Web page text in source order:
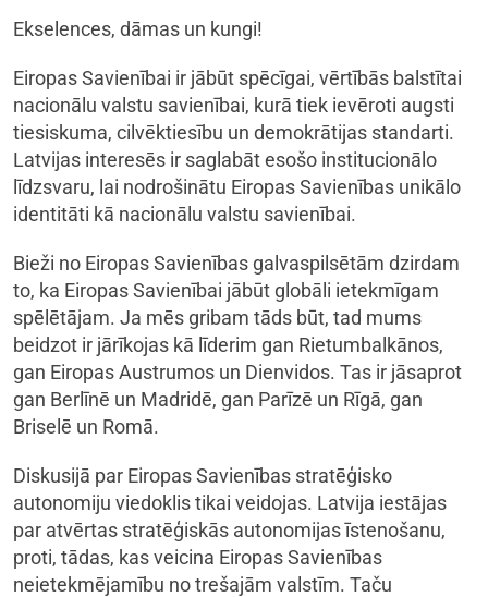
Ekselences, dāmas un kungi!
Eiropas Savienībai ir jābūt spēcīgai, vērtībās balstītai
nacionālu valstu savienībai, kurā tiek ievēroti augsti
tiesiskuma, cilvēktiesību un demokrātijas standarti.
Latvijas interesēs ir saglabāt esošo institucionālo
līdzsvaru, lai nodrošinātu Eiropas Savienības unikālo
identitāti kā nacionālu valstu savienībai.
Bieži no Eiropas Savienības galvaspilsētām dzirdam
to, ka Eiropas Savienībai jābūt globāli ietekmīgam
spēlētājam. Ja mēs gribam tāds būt, tad mums
beidzot ir jārīkojas kā līderim gan Rietumbalkānos,
gan Eiropas Austrumos un Dienvidos. Tas ir jāsaprot
gan Berlīnē un Madridē, gan Parīzē un Rīgā, gan
Briselē un Romā.
Diskusijā par Eiropas Savienības stratēģisko
autonomiju viedoklis tikai veidojas. Latvija iestājas
par atvērtas stratēģiskās autonomijas īstenošanu,
proti, tādas, kas veicina Eiropas Savienības
neietekmējamību no trešajām valstīm. Taču